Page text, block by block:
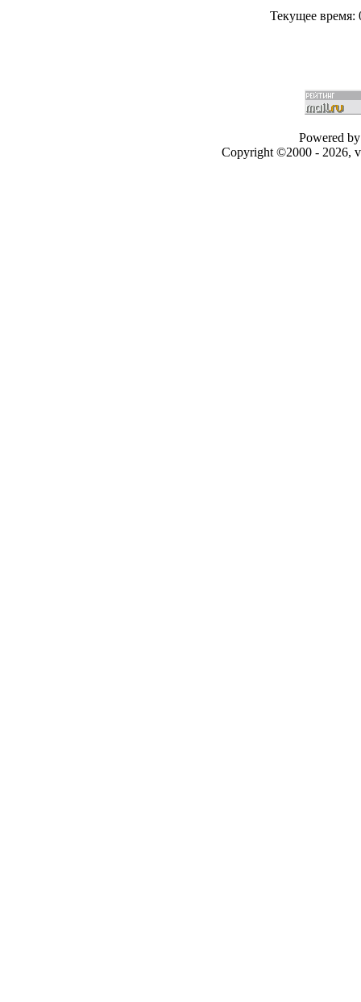
Текущее время:
Powered
Copyright ©2000 - 2026,